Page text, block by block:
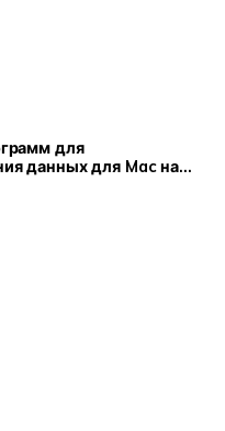
для
данных для Mac на